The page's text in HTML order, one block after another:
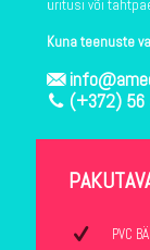
üritusi või
Kuna teenuste
(+372) 56
PVC